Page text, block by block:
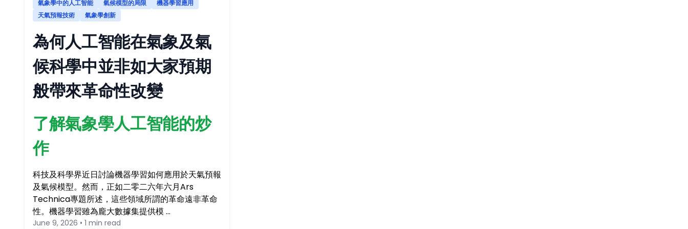
氣象學中的人工智能 氣候模型的局限
機器學習應用
天氣預報技術
氣象學創新
為何人工智能在氣象及氣
候科學中並非如大家預期
般帶來革命性改變
了解氣象學人工智能的炒
作
科技及科學界近日討論機器學習如何應用於天氣預報
及氣候模型。然而，正如二零二六年六月Ars
Technica專題所述，這些領域所謂的革命遠非革命
性。機器學習雖為龐大數據集提供模 …
June 9, 2026 • 1 min read